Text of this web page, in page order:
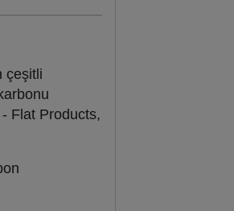
çeşitli
Flat Products,